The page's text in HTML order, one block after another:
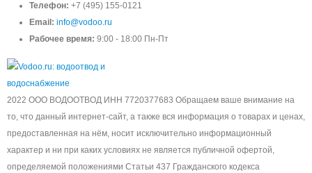
Телефон: +7 (495) 155-0121
Email: info@vodoo.ru
Рабочее время: 9:00 - 18:00 Пн-Пт
2022 ООО ВОДООТВОД ИНН 7720377683 Обращаем ваше внимание на
то, что данный интернет-сайт, а также вся информация о товарах и ценах,
предоставленная на нём, носит исключительно информационный
характер и ни при каких условиях не является публичной офертой,
определяемой положениями Статьи 437 Гражданского кодекса